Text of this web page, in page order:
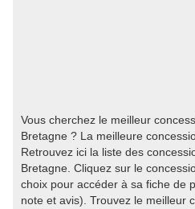
Vous cherchez le meilleur
Bretagne ? La meilleure
Retrouvez ici la liste des
Bretagne. Cliquez sur le
choix pour accéder à sa fiche de
note et avis). Trouvez le meilleur